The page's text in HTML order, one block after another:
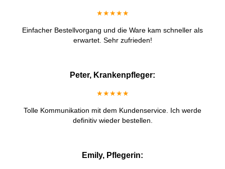
★★★★★
Einfacher Bestellvorgang und die Ware kam schneller als
erwartet. Sehr zufrieden!
Peter, Krankenpfleger:
★★★★★
Tolle Kommunikation mit dem Kundenservice. Ich werde
definitiv wieder bestellen.
Emily, Pflegerin: